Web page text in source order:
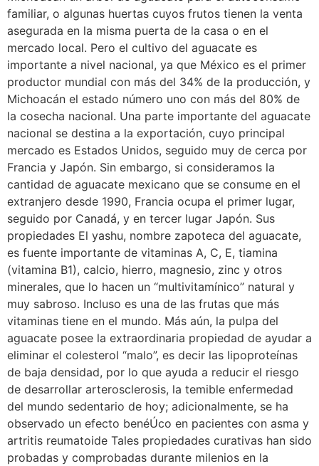
familiar, o algunas huertas cuyos frutos tienen la venta
asegurada en la misma puerta de la casa o en el
mercado local. Pero el cultivo del aguacate es
importante a nivel nacional, ya que México es el primer
productor mundial con más del 34% de la producción, y
Michoacán el estado número uno con más del 80% de
la cosecha nacional. Una parte importante del aguacate
nacional se destina a la exportación, cuyo principal
mercado es Estados Unidos, seguido muy de cerca por
Francia y Japón. Sin embargo, si consideramos la
cantidad de aguacate mexicano que se consume en el
extranjero desde 1990, Francia ocupa el primer lugar,
seguido por Canadá, y en tercer lugar Japón. Sus
propiedades El yashu, nombre zapoteca del aguacate,
es fuente importante de vitaminas A, C, E, tiamina
(vitamina B1), calcio, hierro, magnesio, zinc y otros
minerales, que lo hacen un “multivitamínico” natural y
muy sabroso. Incluso es una de las frutas que más
vitaminas tiene en el mundo. Más aún, la pulpa del
aguacate posee la extraordinaria propiedad de ayudar a
eliminar el colesterol “malo”, es decir las lipoproteínas
de baja densidad, por lo que ayuda a reducir el riesgo
de desarrollar arterosclerosis, la temible enfermedad
del mundo sedentario de hoy; adicionalmente, se ha
observado un efecto benéÚco en pacientes con asma y
artritis reumatoide Tales propiedades curativas han sido
probadas y comprobadas durante milenios en la